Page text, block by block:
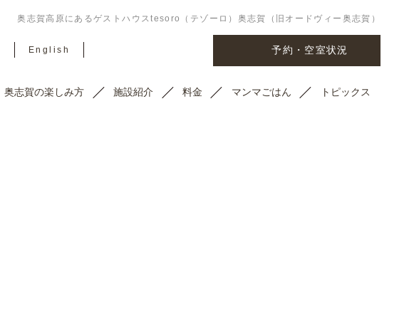
奥志賀高原にあるゲストハウスtesoro（テゾーロ）奥志賀（旧オードヴィー奥志賀）
English 予約・空室状況
奥志賀の楽しみ方 施設紹介 料金 マンマごはん トピックス